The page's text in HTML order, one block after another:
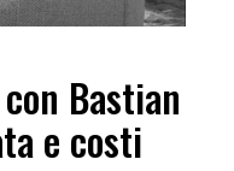
Bastian
e costi